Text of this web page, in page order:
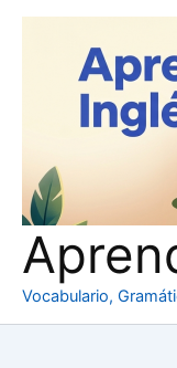
Vocabulario,